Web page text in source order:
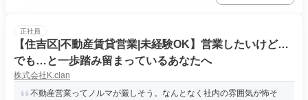
正社員
【住吉区|不動産賃貸営業|未経験OK】営業したいけど…
でも…と一歩踏み留まっているあなたへ
株式会社K.clan
不動産営業ってノルマが厳しそう。なんとなく社内の雰囲気が怖そ